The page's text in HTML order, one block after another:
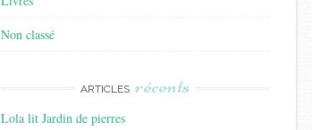
Non classé
ARTICLES récents
Lola lit Jardin de pierres